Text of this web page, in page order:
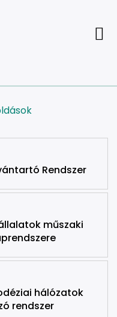
Rendszer
műszaki
hálózatok
rendszer